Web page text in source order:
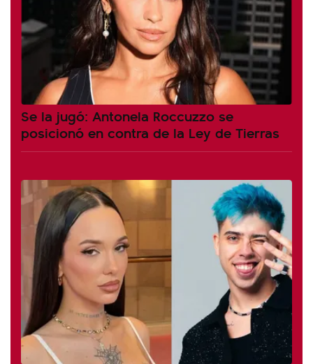
Se la jugó: Antonela Roccuzzo se
posicionó en contra de la Ley de Tierras